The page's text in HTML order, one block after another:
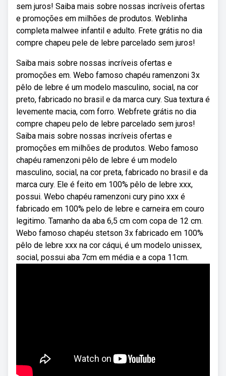
sem juros! Saiba mais sobre nossas incríveis ofertas
e promoções em milhões de produtos. Weblinha
completa malwee infantil e adulto. Frete grátis no dia
compre chapeu pele de lebre parcelado sem juros!
Saiba mais sobre nossas incríveis ofertas e
promoções em. Webo famoso chapéu ramenzoni 3x
pêlo de lebre é um modelo masculino, social, na cor
preto, fabricado no brasil e da marca cury. Sua textura é
levemente macia, com forro. Webfrete grátis no dia
compre chapeu pelo de lebre parcelado sem juros!
Saiba mais sobre nossas incríveis ofertas e
promoções em milhões de produtos. Webo famoso
chapéu ramenzoni pêlo de lebre é um modelo
masculino, social, na cor preta, fabricado no brasil e da
marca cury. Ele é feito em 100% pêlo de lebre xxx,
possui. Webo chapéu ramenzoni cury pino xxx é
fabricado em 100% pelo de lebre e carneira em couro
legitimo. Tamanho da aba 6,5 cm com copa de 12 cm.
Webo famoso chapéu stetson 3x fabricado em 100%
pêlo de lebre xxx na cor cáqui, é um modelo unissex,
social, possui aba 7cm em média e a copa 11cm.